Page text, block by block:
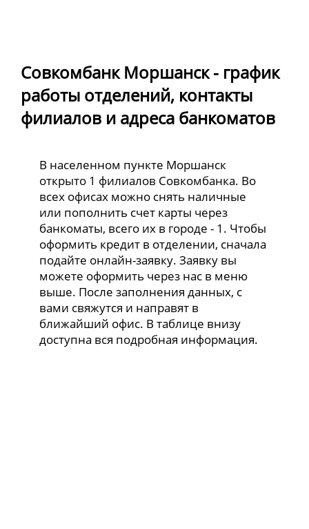
Совкомбанк Моршанск - график
работы отделений, контакты
филиалов и адреса банкоматов
В населенном пункте Моршанск
открыто 1 филиалов Совкомбанка. Во
всех офисах можно снять наличные
или пополнить счет карты через
банкоматы, всего их в городе - 1. Чтобы
оформить кредит в отделении, сначала
подайте онлайн-заявку. Заявку вы
можете оформить через нас в меню
выше. После заполнения данных, с
вами свяжутся и направят в
ближайший офис. В таблице внизу
доступна вся подробная информация.